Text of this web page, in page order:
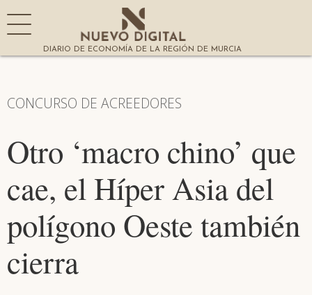
DIARIO DE ECONOMÍA DE LA REGIÓN DE MURCIA
CONCURSO DE ACREEDORES
Otro ‘macro chino’ que
cae, el Híper Asia del
polígono Oeste también
cierra